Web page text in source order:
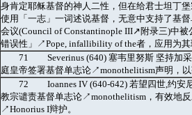
身肯定耶稣基督的神人二性，但在给君士坦丁
使用「一志」一词述说基督，无意中支持了基
会议(Council of Constantinople III↗附录三)中
错误性」↗Pope, infallibility of the者，应用为
71 Severinus (640) 塞韦里努斯 坚持加采
庭皇帝签署基督单志论↗monothelitism声明，
72 Ioannes IV (640-642) 若望四世,约安
教宗谴责基督单志论↗monothelitism，有效地
↗Honorius I辩护。